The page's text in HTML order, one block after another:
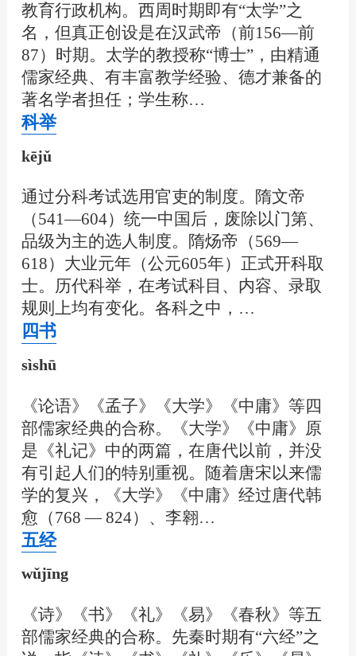
教育行政机构。西周时期即有“太学”之
名，但真正创设是在汉武帝（前156—前
87）时期。太学的教授称“博士”，由精通
儒家经典、有丰富教学经验、德才兼备的
著名学者担任；学生称…
科举
kējǔ
通过分科考试选用官吏的制度。隋文帝
（541—604）统一中国后，废除以门第、
品级为主的选人制度。隋炀帝（569—
618）大业元年（公元605年）正式开科取
士。历代科举，在考试科目、内容、录取
规则上均有变化。各科之中，…
四书
sìshū
《论语》《孟子》《大学》《中庸》等四
部儒家经典的合称。《大学》《中庸》原
是《礼记》中的两篇，在唐代以前，并没
有引起人们的特别重视。随着唐宋以来儒
学的复兴，《大学》《中庸》经过唐代韩
愈（768 — 824）、李翱…
五经
wǔjīng
《诗》《书》《礼》《易》《春秋》等五
部儒家经典的合称。先秦时期有“六经”之